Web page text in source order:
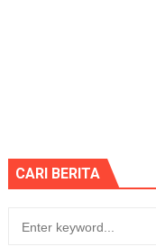
CARI BERITA